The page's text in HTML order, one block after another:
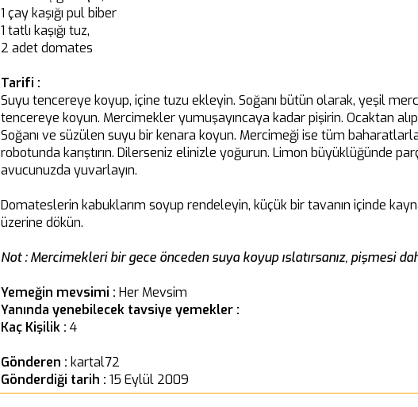
1 çay kaşığı pul biber
1 tatlı kaşığı tuz,
2 adet domates
Tarifi :
Suyu tencereye koyup, içine tuzu ekleyin. Soğanı bütün olarak, yeşil
tencereye koyun. Mercimekler yumuşayıncaya kadar pişirin. Ocaktan
Soğanı ve süzülen suyu bir kenara koyun. Mercimeği ise tüm
robotunda karıştırın. Dilerseniz elinizle yoğurun. Limon büyüklüğünde
avucunuzda yuvarlayın.
Domateslerin kabuklarım soyup rendeleyin, küçük bir tavanın içinde
üzerine dökün.
Not : Mercimekleri bir gece önceden suya koyup ıslatırsanız, pişmesi
Yemeğin mevsimi : Her Mevsim
Yanında yenebilecek tavsiye yemekler :
Kaç Kişilik : 4
Gönderen : kartal72
Gönderdiği tarih : 15 Eylül 2009